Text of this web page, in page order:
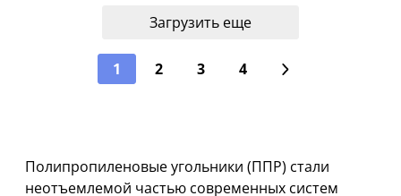
Загрузить еще
1 2 3 4
Полипропиленовые угольники (ППР) стали
неотъемлемой частью современных систем